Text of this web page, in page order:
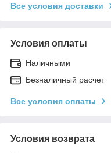
Все условия доставки
Условия оплаты
Наличными
Безналичный расчет
Все условия оплаты
Условия возврата